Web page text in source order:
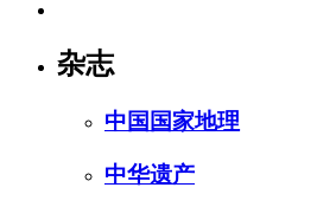
杂志
中国国家地理
中华遗产